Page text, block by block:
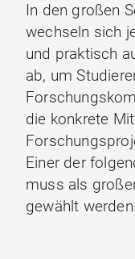
In den großen
wechseln sich
und praktisch
ab, um
die konkrete
Einer der
muss als
gewählt werden.